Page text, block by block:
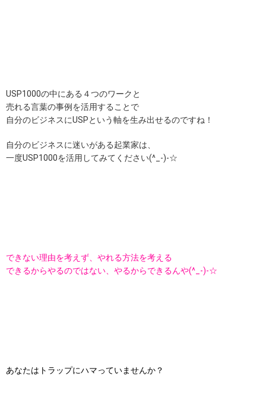
USP1000の中にある４つのワークと
売れる言葉の事例を活用することで
自分のビジネスにUSPという軸を生み出せるのですね！
自分のビジネスに迷いがある起業家は、
一度USP1000を活用してみてください(^_-)-☆
できない理由を考えず、やれる方法を考える
できるからやるのではない、やるからできるんや(^_-)-☆
あなたはトラップにハマっていませんか？